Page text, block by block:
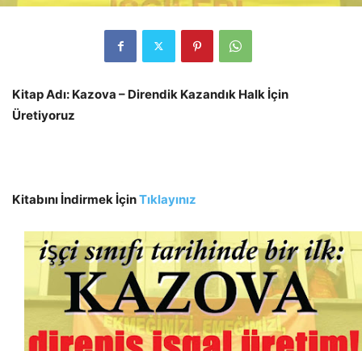
Kitap Adı: Kazova – Direndik Kazandık Halk İçin
Üretiyoruz
Kitabını İndirmek İçinTıklayınız